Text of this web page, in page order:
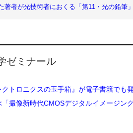
著者が光技術者におくる「第11・光の鉛筆
ゼミナール
トロニクスの玉手箱』が電子書籍でも
撮像新時代CMOSデジタルイメージン